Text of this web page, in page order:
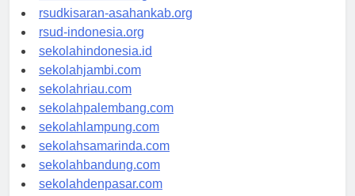
rsud-natunakab.org
rsudkisaran-asahankab.org
rsud-indonesia.org
sekolahindonesia.id
sekolahjambi.com
sekolahriau.com
sekolahpalembang.com
sekolahlampung.com
sekolahsamarinda.com
sekolahbandung.com